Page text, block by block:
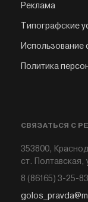
Реклама
Типографские
Использование
Политика
СВЯЗАТЬСЯ С
353800,
ст. Полтавская,
8 (86165) 3-25-83